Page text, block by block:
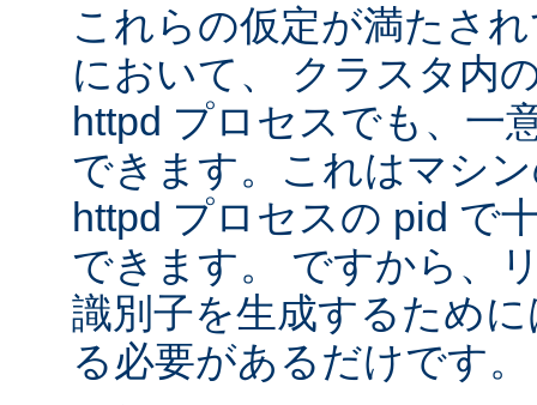
これらの仮定が満たさ
において、 クラスタ内
httpd プロセスでも、一
できます。これはマシ
httpd プロセスの pid で
できます。 ですから、
識別子を生成するため
る必要があるだけです。